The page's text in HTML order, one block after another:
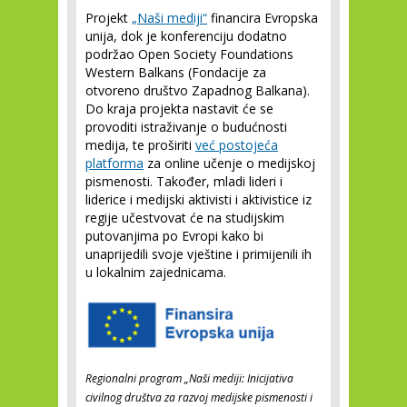
Projekt „Naši mediji“ financira Evropska
unija, dok je konferenciju dodatno
podržao Open Society Foundations
Western Balkans (Fondacije za
otvoreno društvo Zapadnog Balkana).
Do kraja projekta nastavit će se
provoditi istraživanje o budućnosti
medija, te proširiti već postojeća
platforma za online učenje o medijskoj
pismenosti. Također, mladi lideri i
liderice i medijski aktivisti i aktivistice iz
regije učestvovat će na studijskim
putovanjima po Evropi kako bi
unaprijedili svoje vještine i primijenili ih
u lokalnim zajednicama.
Regionalni program „Naši mediji: Inicijativa
civilnog društva za razvoj medijske pismenosti i